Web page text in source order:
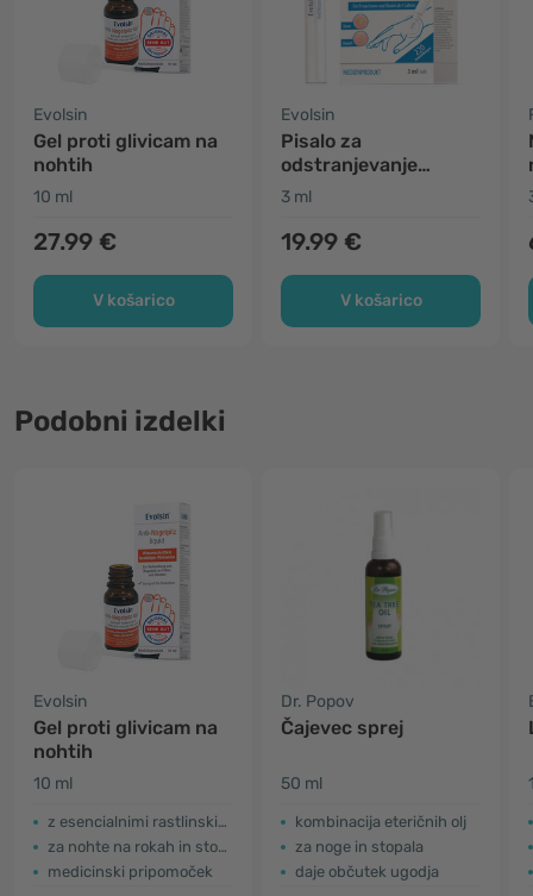
Evolsin
Gel proti glivicam na
nohtih
10 ml
27.99 €
V košarico
Evolsin
Pisalo za
odstranjevanje
bradavic
3 ml
19.99 €
V košarico
Podobni izdelki
Evolsin
Gel proti glivicam na
nohtih
10 ml
z esencialnimi rastlinskimi olji
za nohte na rokah in stopalih
medicinski pripomoček
Dr. Popov
Čajevec sprej
50 ml
kombinacija eteričnih olj
za noge in stopala
daje občutek ugodja